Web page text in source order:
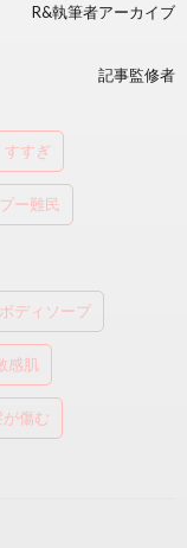
R&執筆者アーカイブ
記事監修者
すすぎ
ー難民
ボディソープ
感肌
が傷む